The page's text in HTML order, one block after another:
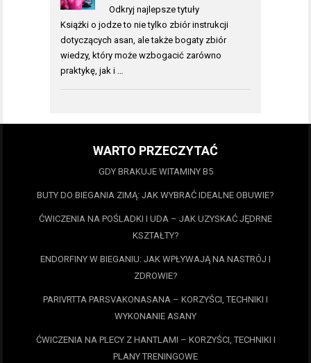
Odkryj najlepsze tytuły
Książki o jodze to nie tylko zbiór instrukcji
dotyczących asan, ale także bogaty zbiór
wiedzy, który może wzbogacić zarówno
praktykę, jak i …
WARTO PRZECZYTAĆ
GDY BRAKUJE WITAMINY B5
BUTY DO BIEGANIA ZIMĄ: JAK WYBRAĆ IDEALNE OBUWIE?
ĆWICZENIA NA POŚLADKI I UDA – JAK UZYSKAĆ JĘDRNE
KSZTAŁTY?
ENDORFINY W BIEGANIU: JAK WPŁYWAJĄ NA NASTRÓJ I
ZDROWIE?
PARIVRTTA PARSVAKONASANA – KORZYŚCI, TECHNIKI I
WYKONANIE ASANY
ĆWICZENIA NA PLECY Z HANTLAMI – KORZYŚCI, TECHNIKI I
PLANY TRENINGOWE